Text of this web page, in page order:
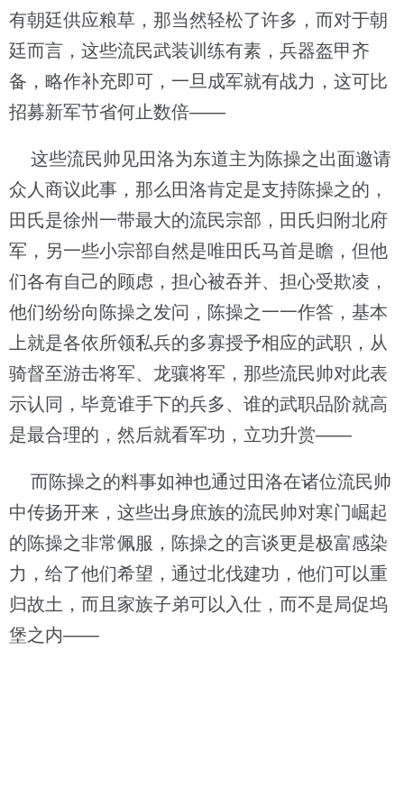
有朝廷供应粮草，那当然轻松了许多，而对于朝
廷而言，这些流民武装训练有素，兵器盔甲齐
备，略作补充即可，一旦成军就有战力，这可比
招募新军节省何止数倍——
这些流民帅见田洛为东道主为陈操之出面邀请
众人商议此事，那么田洛肯定是支持陈操之的，
田氏是徐州一带最大的流民宗部，田氏归附北府
军，另一些小宗部自然是唯田氏马首是瞻，但他
们各有自己的顾虑，担心被吞并、担心受欺凌，
他们纷纷向陈操之发问，陈操之一一作答，基本
上就是各依所领私兵的多寡授予相应的武职，从
骑督至游击将军、龙骧将军，那些流民帅对此表
示认同，毕竟谁手下的兵多、谁的武职品阶就高
是最合理的，然后就看军功，立功升赏——
而陈操之的料事如神也通过田洛在诸位流民帅
中传扬开来，这些出身庶族的流民帅对寒门崛起
的陈操之非常佩服，陈操之的言谈更是极富感染
力，给了他们希望，通过北伐建功，他们可以重
归故土，而且家族子弟可以入仕，而不是局促坞
堡之内——